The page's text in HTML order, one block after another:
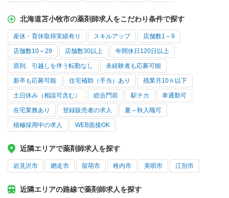
北海道苫小牧市の薬剤師求人をこだわり条件で探す
産休・育休取得実績有り スキルアップ 店舗数1～9
店舗数10～29 店舗数30以上 年間休日120日以上
原則、引越しを伴う転勤なし 未経験者も応募可能
新卒も応募可能 住宅補助（手当）あり 残業月10ｈ以下
土日休み（相談可含む） 総合門前 駅チカ 車通勤可
在宅業務あり 登録販売者の求人 夏～秋入職可
積極採用中の求人 WEB面接OK
近隣エリアで薬剤師求人を探す
岩見沢市 網走市 留萌市 稚内市 美唄市 江別市
近隣エリアの路線で薬剤師求人を探す